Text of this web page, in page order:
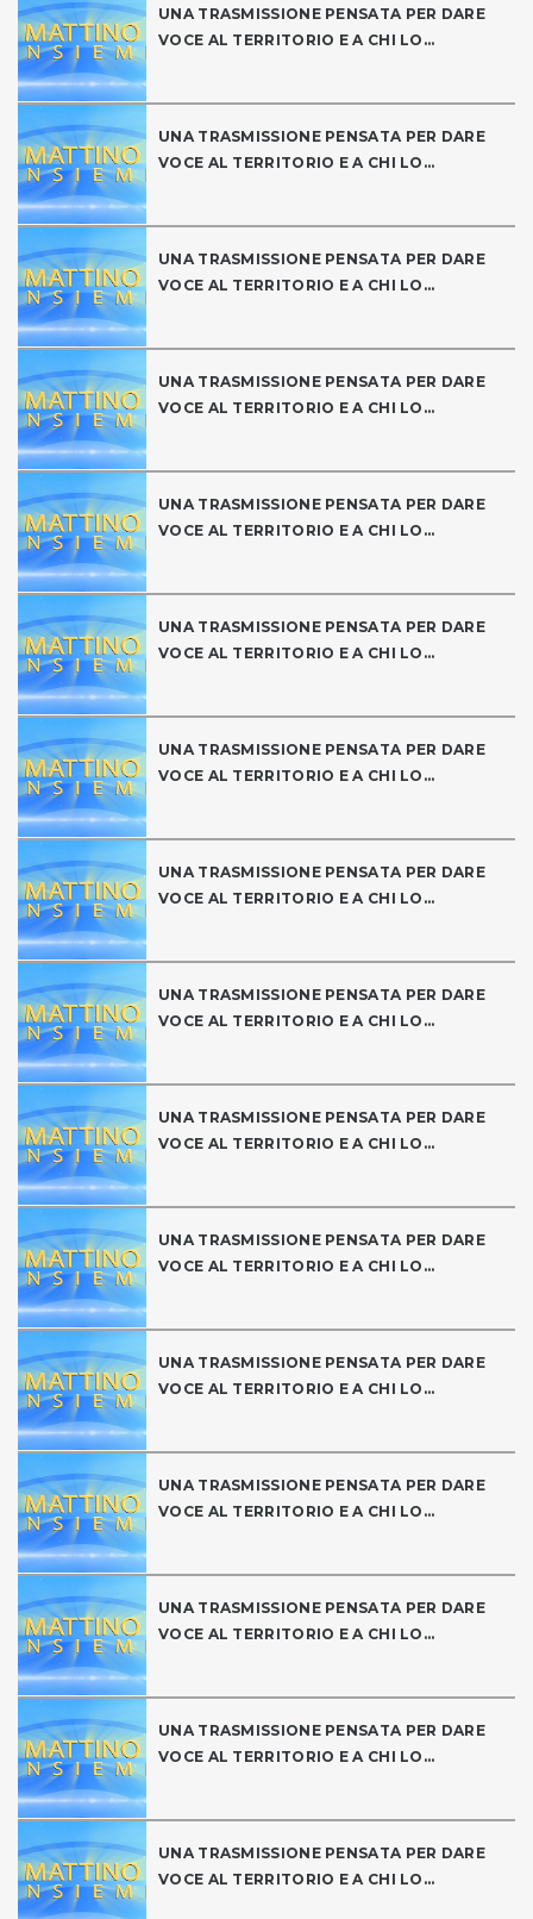
UNA TRASMISSIONE PENSATA PER DARE
VOCE AL TERRITORIO E A CHI LO...
UNA TRASMISSIONE PENSATA PER DARE
VOCE AL TERRITORIO E A CHI LO...
UNA TRASMISSIONE PENSATA PER DARE
VOCE AL TERRITORIO E A CHI LO...
UNA TRASMISSIONE PENSATA PER DARE
VOCE AL TERRITORIO E A CHI LO...
UNA TRASMISSIONE PENSATA PER DARE
VOCE AL TERRITORIO E A CHI LO...
UNA TRASMISSIONE PENSATA PER DARE
VOCE AL TERRITORIO E A CHI LO...
UNA TRASMISSIONE PENSATA PER DARE
VOCE AL TERRITORIO E A CHI LO...
UNA TRASMISSIONE PENSATA PER DARE
VOCE AL TERRITORIO E A CHI LO...
UNA TRASMISSIONE PENSATA PER DARE
VOCE AL TERRITORIO E A CHI LO...
UNA TRASMISSIONE PENSATA PER DARE
VOCE AL TERRITORIO E A CHI LO...
UNA TRASMISSIONE PENSATA PER DARE
VOCE AL TERRITORIO E A CHI LO...
UNA TRASMISSIONE PENSATA PER DARE
VOCE AL TERRITORIO E A CHI LO...
UNA TRASMISSIONE PENSATA PER DARE
VOCE AL TERRITORIO E A CHI LO...
UNA TRASMISSIONE PENSATA PER DARE
VOCE AL TERRITORIO E A CHI LO...
UNA TRASMISSIONE PENSATA PER DARE
VOCE AL TERRITORIO E A CHI LO...
UNA TRASMISSIONE PENSATA PER DARE
VOCE AL TERRITORIO E A CHI LO...